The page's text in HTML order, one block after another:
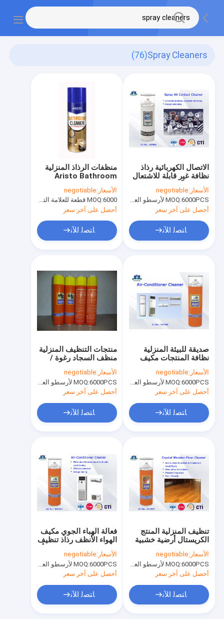
Spray Cleaners
(76)
منظفات الرذاذ المنزلية
Aristo Bathroom
Fresh Fragrance CTI
الأسعار:negotiable
MOQ:6000 قطعة للعلامة التجارية Aristo ، 15000 قطعة للعلامة التجارية للعملاء
أحصل على آخر سعر
ﺎﺘﺼﻟ ﺍﻶﻧ
الاتصال الكهربائية رذاذ
نظافة غير قابلة للاشتعال
سريعة وآمنة نظيفة
الأسعار:negotiable
MOQ:6000PCS لأرسطو العلامة التجارية، 15000pcs عن العلامة التجارية للعملاء
أحصل على آخر سعر
ﺎﺘﺼﻟ ﺍﻶﻧ
منتجات التنظيف المنزلية
منظف السجاد رغوة /
رذاذ منظفات تنجيد الجلود
الأسعار:negotiable
MOQ:6000PCS لأرسطو العلامة التجارية، 15000pcs عن العلامة التجارية للعملاء
أحصل على آخر سعر
ﺎﺘﺼﻟ ﺍﻶﻧ
صديقة للبيئة المنزلية
نظافة المنتجات مكيف
الهواء منظفات رذاذ
للسيارة أو المنزل
الأسعار:negotiable
MOQ:6000PCS لأرسطو العلامة التجارية، 15000pcs عن العلامة التجارية للعملاء
أحصل على آخر سعر
ﺎﺘﺼﻟ ﺍﻶﻧ
فعالة الهباء الجوي مكيف
الهواء الأنظف رذاذ تنظيف
المنزل المنتجات لغرفة أو
سيارة
الأسعار:negotiable
MOQ:6000PCS لأرسطو العلامة التجارية، 15000pcs عن العلامة التجارية للعملاء
أحصل على آخر سعر
ﺎﺘﺼﻟ ﺍﻶﻧ
تنظيف المنزلية المنتج
الكريستال أرضية خشبية
نظافة رذاذ مع متعدد
العطر
الأسعار:negotiable
MOQ:6000PCS لأرسطو العلامة التجارية، 15000pcs عن العلامة التجارية للعملاء
أحصل على آخر سعر
ﺎﺘﺼﻟ ﺍﻶﻧ